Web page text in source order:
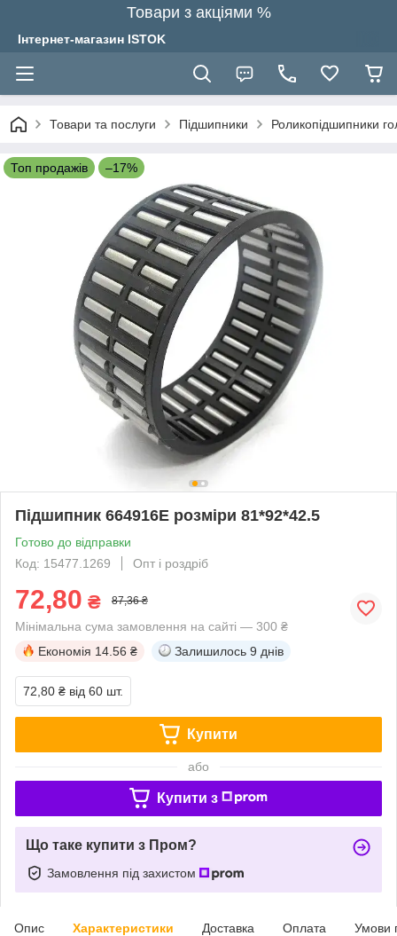
Товари з акціями %
Інтернет-магазин ISTOK
Товари та послуги Підшипники Роликопідшипники
Топ продажів –17%
Підшипник 664916Е розміри 81*92*42.5
Готово до відправки
Код: 15477.1269
Опт і роздріб
72,80 ₴ 87,36 ₴
Мінімальна сума замовлення на сайті — 300 ₴
Економія 14.56 ₴ Залишилось 9 днів
72,80 ₴ від 60 шт.
Купити
або
Купити з
Що таке купити з Пром?
Замовлення під захистом
Опис Характеристики Доставка Оплата Умови